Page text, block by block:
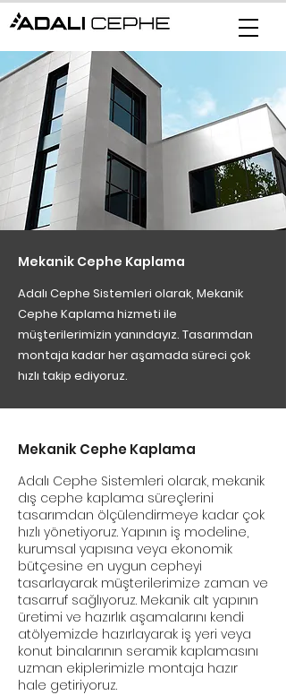
Mekanik Cephe Kaplama
Adalı Cephe Sistemleri olarak, Mekanik
Cephe Kaplama hizmeti ile
müşterilerimizin yanındayız. Tasarımdan
montaja kadar her aşamada süreci çok
hızlı takip ediyoruz.
Mekanik Cephe Kaplama
Adalı Cephe Sistemleri olarak, mekanik
dış cephe kaplama süreçlerini
tasarımdan ölçülendirmeye kadar çok
hızlı yönetiyoruz. Yapının iş modeline,
kurumsal yapısına veya ekonomik
bütçesine en uygun cepheyi
tasarlayarak müşterilerimize zaman ve
tasarruf sağlıyoruz. Mekanik alt yapının
üretimi ve hazırlık aşamalarını kendi
atölyemizde hazırlayarak iş yeri veya
konut binalarının seramik kaplamasını
uzman ekiplerimizle montaja hazır
hale getiriyoruz.